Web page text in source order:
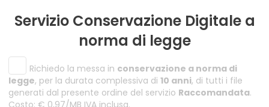
Servizio Conservazione Digitale a
norma di legge
Richiedo la messa in conservazione a norma di
legge, per la durata complessiva di 10 anni, di tutti i file
generati dal presente ordine del servizio Raccomandata.